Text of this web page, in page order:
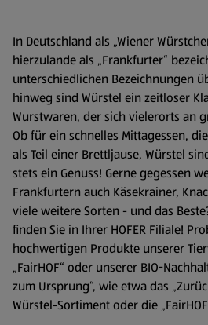
In Deutschland als „Wiener
hierzulande als „Frankfurter“
unterschiedlichen Bezeichnungen
hinweg sind Würstel ein zeitloser
Wurstwaren, der sich vielerorts an
Ob für ein schnelles Mittagessen,
als Teil einer Brettljause, Würstel
stets ein Genuss! Gerne gegessen
Frankfurtern auch Käsekrainer,
viele weitere Sorten - und das
finden Sie in Ihrer HOFER Filiale!
hochwertigen Produkte unserer
„FairHOF“ oder unserer BIO-
zum Ursprung“, wie etwa das
Würstel-Sortiment oder die